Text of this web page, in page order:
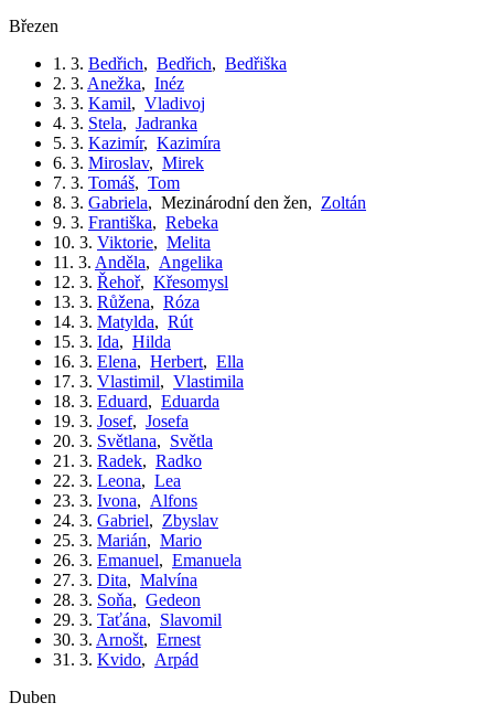
březen
1. 3. Bedřich, Bedřich, Bedřiška
2. 3. Anežka, Inéz
3. 3. Kamil, Vladivoj
4. 3. Stela, Jadranka
5. 3. Kazimír, Kazimíra
6. 3. Miroslav, Mirek
7. 3. Tomáš, Tom
8. 3. Gabriela, Mezinárodní den žen, Zoltán
9. 3. Františka, Rebeka
10. 3. Viktorie, Melita
11. 3. Anděla, Angelika
12. 3. Řehoř, Křesomysl
13. 3. Růžena, Róza
14. 3. Matylda, Rút
15. 3. Ida, Hilda
16. 3. Elena, Herbert, Ella
17. 3. Vlastimil, Vlastimila
18. 3. Eduard, Eduarda
19. 3. Josef, Josefa
20. 3. Světlana, Světla
21. 3. Radek, Radko
22. 3. Leona, Lea
23. 3. Ivona, Alfons
24. 3. Gabriel, Zbyslav
25. 3. Marián, Mario
26. 3. Emanuel, Emanuela
27. 3. Dita, Malvína
28. 3. Soňa, Gedeon
29. 3. Taťána, Slavomil
30. 3. Arnošt, Ernest
31. 3. Kvido, Arpád
duben